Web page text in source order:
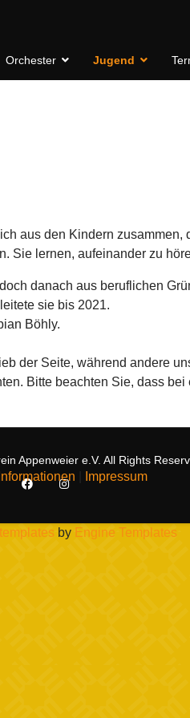
Orchester Jugend
aus den Kindern zusammen,
Sie lernen, aufeinander zu
danach aus beruflichen
sie bis 2021.
Böhly.
Appenweier e.V. All Rights
by Engine Templates
der Seite, während andere
Bitte beachten Sie, dass
Impressum